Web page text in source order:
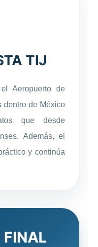
TIJ
Aeropuerto de
dentro de México
que desde
Además, el
y continúa
FINAL